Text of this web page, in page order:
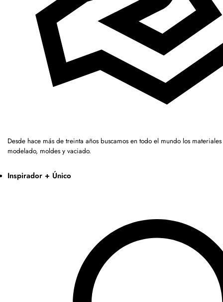
Desde hace más de treinta años buscamos en todo el mundo los
modelado, moldes y vaciado.
Inspirador + Único